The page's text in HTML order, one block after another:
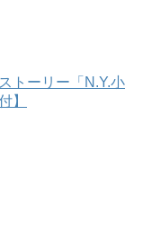
トーリー「N.Y.小
】